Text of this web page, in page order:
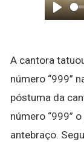
Play
A cantora
número “999”
póstuma da
número “999”
antebraço.